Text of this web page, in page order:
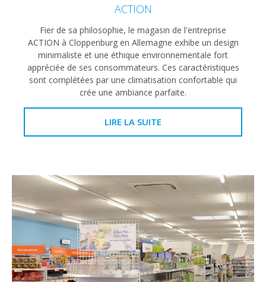
ACTION
Fier de sa philosophie, le magasin de l'entreprise
ACTION à Cloppenburg en Allemagne exhibe un design
minimaliste et une éthique environnementale fort
appréciée de ses consommateurs. Ces caractéristiques
sont complétées par une climatisation confortable qui
crée une ambiance parfaite.
LIRE LA SUITE